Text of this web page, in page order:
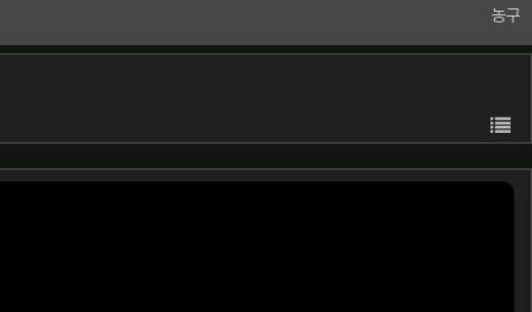
농구
목